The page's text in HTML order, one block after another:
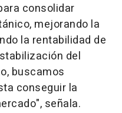
consolidar
mejorando la
la rentabilidad de
del
buscamos
conseguir la
señala.